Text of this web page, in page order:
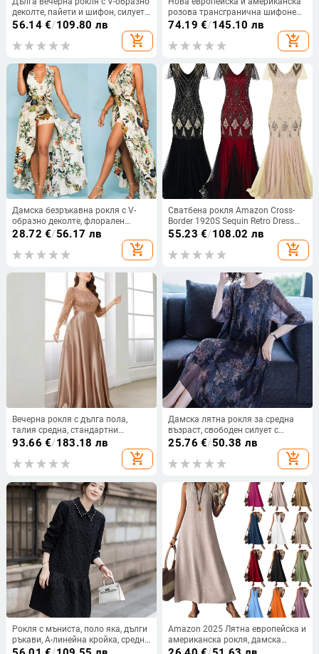
деколте, пайети и шифон, силует
А-образен, висока талия
56.14€/109.80 лв
add_shopping_cart
розова трансгранична шифонена
рокля с V-образно деколте, дълга
вечерна рокля с кадифена яка
74.19 €/145.10 лв
add_shopping_cart
Дамска безръкавна рокля с V-
образно деколте, флорален
принт, A-линия, полиестер
28.72 €/56.17 лв
add_shopping_cart
Сватбена рокля Amazon Cross-
Border 1920S Sequin Retro Dress
Plus Size Banquet Dams Evening
55.23 €/108.02 лв
add_shopping_cart
Вечерна рокля с дълга пола,
талия средна, стандартни
ръкави, У‑образна яка
93.66 €/183.18 лв
add_shopping_cart
Дамска лятна рокля за средна
възраст, свободен силует с
покриване на корема, плюс
размер, средна дължина, шифон
с принт
25.76 €/50.38 лв
add_shopping_cart
Рокля с мъниста, поло яка, дълги
ръкави, А-линейна кройка, средна
дължина
Amazon 2025 Лятна европейска и
американска рокля, дамска
рокля без ръкави, V-образно